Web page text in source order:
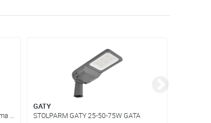
Snabbare, smartare och mer lönsamma elinstallationer
GATY
STOLPARM GATY 25-50-75W GATA